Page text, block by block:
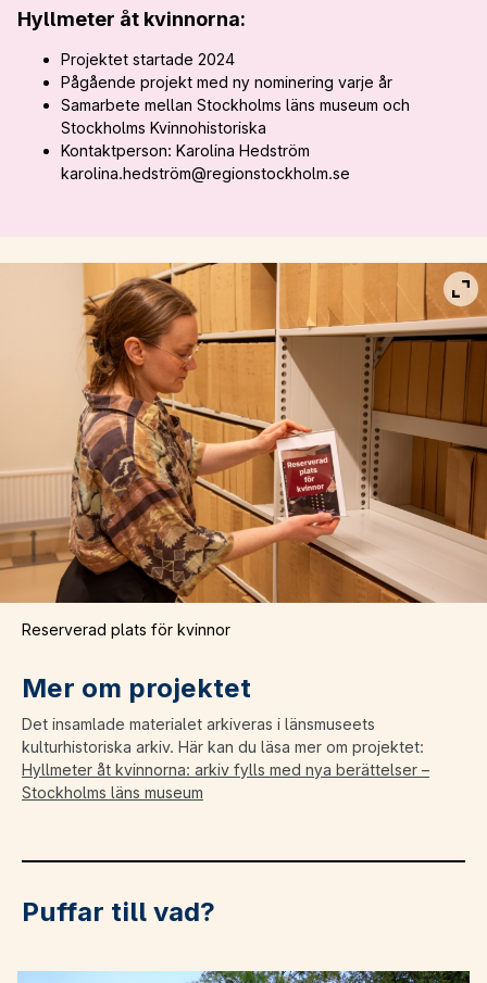
Hyllmeter åt kvinnorna:
Projektet startade 2024
Pågående projekt med ny nominering varje år
Samarbete mellan Stockholms läns museum och
Stockholms Kvinnohistoriska
Kontaktperson: Karolina Hedström
karolina.hedström@regionstockholm.se
Reserverad plats för kvinnor
Mer om projektet
Det insamlade materialet arkiveras i länsmuseets
kulturhistoriska arkiv. Här kan du läsa mer om projektet:
Hyllmeter åt kvinnorna: arkiv fylls med nya berättelser –
Stockholms läns museum
Puffar till vad?